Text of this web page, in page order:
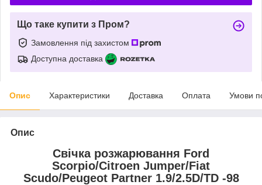
Що таке купити з Пром?
Замовлення під захистом
Доступна доставка
Опис Характеристики Доставка Оплата Умови
Опис
Свічка розжарювання Ford
Scorpio/Citroen Jumper/Fiat
Scudo/Peugeot Partner 1.9/2.5D/TD -98